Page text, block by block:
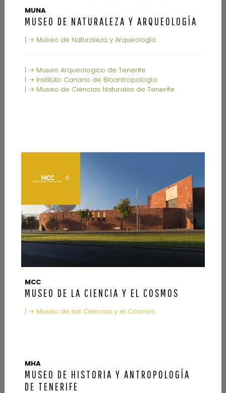
MUNA
MUSEO DE NATURALEZA Y ARQUEOLOGÍA
| → Museo de Naturaleza y Arqueología
| → Museo Arqueologico de Tenerife
| → Instituto Canario de Bioantropología
| → Museo de Ciencias Naturales de Tenerife
MCC
MUSEO DE LA CIENCIA Y EL COSMOS
| → Museo de las Ciencias y el Cosmos
MHA
MUSEO DE HISTORIA Y ANTROPOLOGÍA
DE TENERIFE